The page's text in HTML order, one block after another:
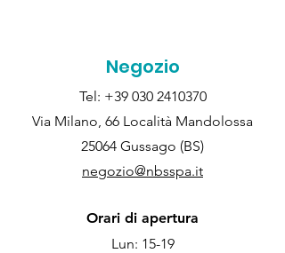
Negozio
Tel: +39 030 2410370
Via Milano, 66 Località Mandolossa
25064 Gussago (BS)
negozio@nbsspa.it
Orari di apertura
Lun: 15-19